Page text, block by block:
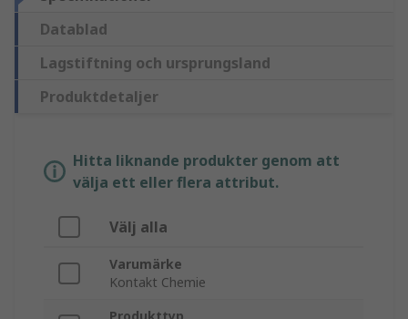
Datablad
Lagstiftning och ursprungsland
Produktdetaljer
Hitta liknande produkter genom att
välja ett eller flera attribut.
Välj alla
Varumärke
Kontakt Chemie